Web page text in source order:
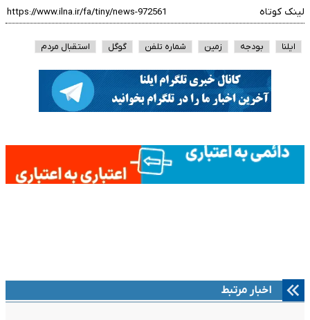
لینک کوتاه
ایلنا بودجه زمین شماره تلفن گوگل استقبال مردم
اخبار مرتبط